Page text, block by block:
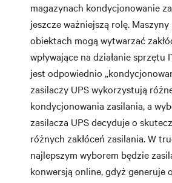
magazynach kondycjonowanie
jeszcze ważniejszą rolę.
obiektach mogą wytwarzać
wpływające na działanie sprzętu
jest odpowiednio
zasilaczy UPS wykorzystują
kondycjonowania zasilania, a
zasilacza UPS decyduje o
różnych zakłóceń zasilania. W
najlepszym wyborem będzie
konwersją online, gdyż generuje